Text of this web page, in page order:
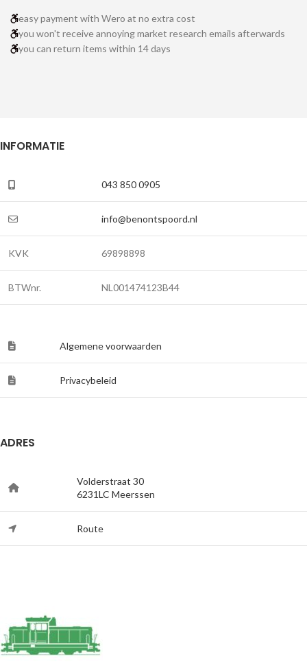
easy payment with Wero at no extra cost
you won't receive annoying market research emails afterwards
you can return items within 14 days
INFORMATIE
043 850 0905
info@benontspoord.nl
KVK 69898898
BTWnr. NL001474123B44
Algemene voorwaarden
Privacybeleid
ADRES
Volderstraat 30
6231LC Meerssen
Route